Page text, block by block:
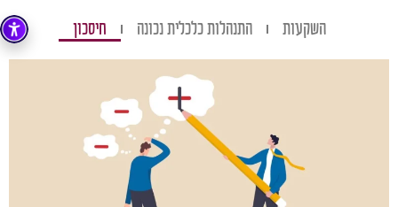
השקעות התנהלות כלכלית נכונה חיסכון